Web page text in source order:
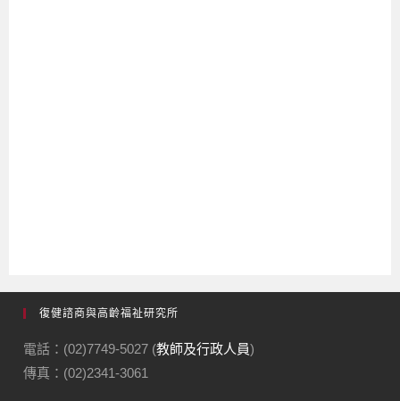
復健諮商與高齡福祉研究所
電話：(02)7749-5027 (教師及行政人員)
傳真：(02)2341-3061